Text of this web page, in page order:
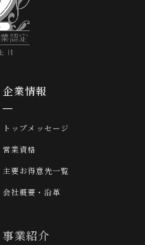
企業情報
トップメッセージ
営業資格
主要お得意先一覧
会社概要・沿革
事業紹介